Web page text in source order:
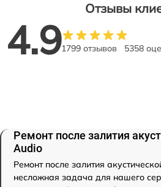
Отзывы
4.91799 отзывов 5358
Ремонт после залития
Audio
Ремонт после залития
несложная задача для нашего